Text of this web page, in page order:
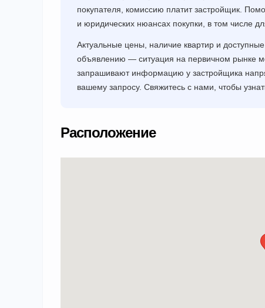
покупателя, комиссию платит застройщик.
и юридических нюансах покупки, в том числе
Актуальные цены, наличие квартир и
объявлению — ситуация на первичном рынке
запрашивают информацию у застройщика
вашему запросу. Свяжитесь с нами, чтобы
Расположение